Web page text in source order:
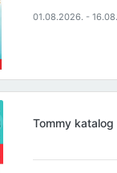
01.08.2026. -
Tommy katalog